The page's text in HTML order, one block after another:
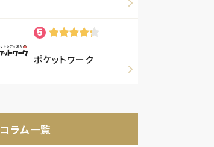
ポケットワーク
コラム一覧